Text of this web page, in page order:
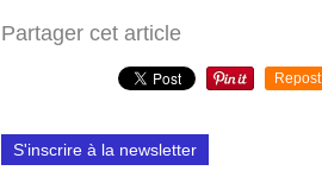
Partager cet article
Repost
S'inscrire à la newsletter